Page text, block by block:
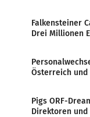
Falkensteiner
Drei Millionen
Österreich und
Pigs ORF-
Direktoren